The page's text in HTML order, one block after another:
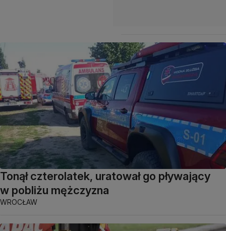
Tonął czterolatek, uratował go pływający
w pobliżu mężczyzna
WROCŁAW